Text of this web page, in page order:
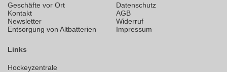
Geschäfte vor Ort
Kontakt
Newsletter
Entsorgung von Altbatterien
Datenschutz
AGB
Widerruf
Impressum
Links
Hockeyzentrale